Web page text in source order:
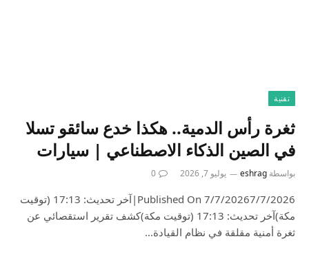
تقنية
ثغرة رأس الدمية.. هكذا خدع سائقو تسلا
في الصين الذكاء الاصطناعي | سيارات
بواسطة eshrag يوليو 7, 2026 0
Published On 7/7/20267/7/2026|آخر تحديث: 17:13 (توقيت
مكة)آخر تحديث: 17:13 (توقيت مكة)كشف تقرير استقصائي عن
ثغرة أمنية مقلقة في نظام القيادة…